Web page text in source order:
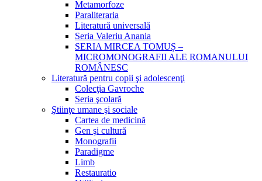
Metamorfoze
Paraliteraria
Literatură universală
Seria Valeriu Anania
SERIA MIRCEA TOMUȘ –
MICROMONOGRAFII ALE ROMANULUI
ROMÂNESC
Literatură pentru copii şi adolescenţi
Colecţia Gavroche
Seria şcolară
Ştiinţe umane şi sociale
Cartea de medicină
Gen şi cultură
Monografii
Paradigme
Limb
Restauratio